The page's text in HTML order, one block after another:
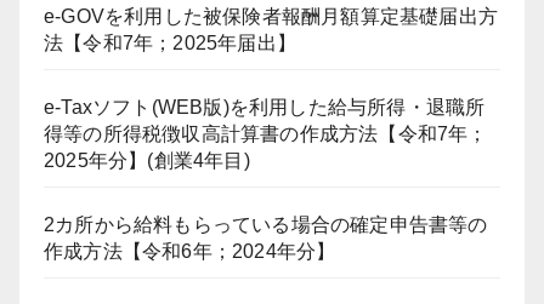
e-GOVを利用した被保険者報酬月額算定基礎届出方
法【令和7年；2025年届出】
e-Taxソフト(WEB版)を利用した給与所得・退職所
得等の所得税徴収高計算書の作成方法【令和7年；
2025年分】(創業4年目)
2カ所から給料もらっている場合の確定申告書等の
作成方法【令和6年；2024年分】